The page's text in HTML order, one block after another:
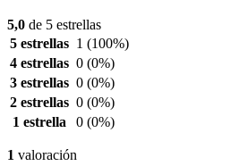
5,0 de 5 estrellas
5 estrellas 1 (100%)
4 estrellas 0 (0%)
3 estrellas 0 (0%)
2 estrellas 0 (0%)
1 estrella
0 (0%)
1 valoración